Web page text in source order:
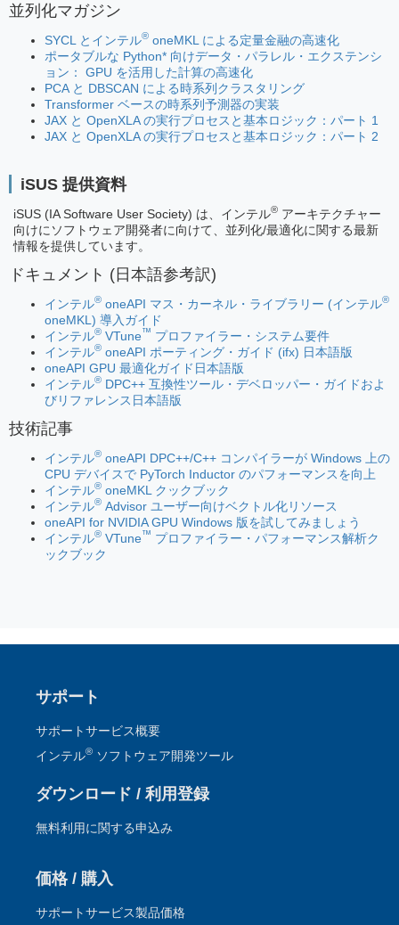
並列化マガジン
SYCL とインテル® oneMKL による定量金融の高速化
ポータブルな Python* 向けデータ・パラレル・エクステンシ
ョン： GPU を活用した計算の高速化
PCA と DBSCAN による時系列クラスタリング
Transformer ベースの時系列予測器の実装
JAX と OpenXLA の実行プロセスと基本ロジック：パート 1
JAX と OpenXLA の実行プロセスと基本ロジック：パート 2
iSUS 提供資料
iSUS (IA Software User Society) は、インテル® アーキテクチャー
向けにソフトウェア開発者に向けて、並列化/最適化に関する最新
情報を提供しています。
ドキュメント (日本語参考訳)
インテル® oneAPI マス・カーネル・ライブラリー (インテル®
oneMKL) 導入ガイド
インテル® VTune™ プロファイラー・システム要件
インテル® oneAPI ポーティング・ガイド (ifx) 日本語版
oneAPI GPU 最適化ガイド日本語版
インテル® DPC++ 互換性ツール・デベロッパー・ガイドおよ
びリファレンス日本語版
技術記事
インテル® oneAPI DPC++/C++ コンパイラーが Windows 上の
CPU デバイスで PyTorch Inductor のパフォーマンスを向上
インテル® oneMKL クックブック
インテル® Advisor ユーザー向けベクトル化リソース
oneAPI for NVIDIA GPU Windows 版を試してみましょう
インテル® VTune™ プロファイラー・パフォーマンス解析ク
ックブック
サポート
サポートサービス概要
インテル® ソフトウェア開発ツール
ダウンロード / 利用登録
無料利用に関する申込み
価格 / 購入
サポートサービス製品価格